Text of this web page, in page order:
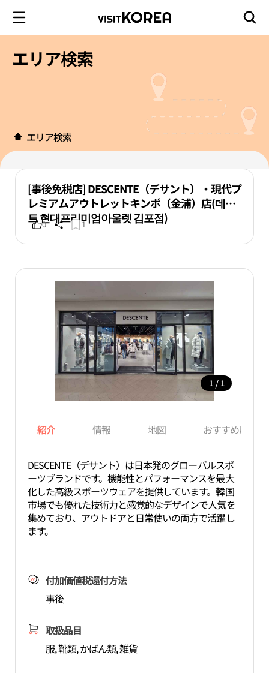
エリア検索
エリア検索
[事後免税店] DESCENTE（デサント）・現代プ
レミアムアウトレットキンポ（金浦）店(데상
트 현대프리미엄아울렛 김포점)
0 1
1 / 1
紹介 情報 地図 おすすめ周辺
DESCENTE（デサント）は日本発のグローバルスポ
ーツブランドです。機能性とパフォーマンスを最大
化した高級スポーツウェアを提供しています。韓国
市場でも優れた技術力と感覚的なデザインで人気を
集めており、アウトドアと日常使いの両方で活躍し
ます。
付加価値税還付方法
事後
取扱品目
服, 靴類, かばん類, 雑貨